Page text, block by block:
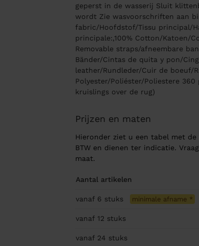
geperst in de wasserij Sluit
wordt Zie wasvoorschriften aan
fabric/Hoofdstof/Tissu principal/
principale:,100% Cotton/Katoen/
Removable straps/afneembare
Bänder/Cintas de quita y pon/
leather/Rundleder/Cuir de boeuf/
Polyester/Poliéster/Poliestere
kruislings over de rug)
Prijzen en maten
Hieronder ziet u een tabel met
BTW en dienen ter indicatie.
maat.
Aantal artikelen
vanaf 6 stuks minimale afname *
vanaf 12 stuks
vanaf 24 stuks